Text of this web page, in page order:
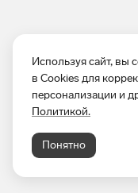
Используя сайт, вы
в Cookies для
персонализации и
Политикой.
Понятно